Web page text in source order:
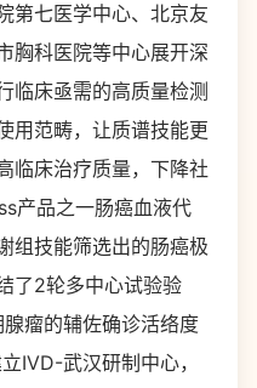
第七医学中心、北京友
胸科医院等中心展开深
临床亟需的高质量检测
用范畴，让质谱技能更
临床治疗质量，下降社
产品之一肠癌血液代
组技能筛选出的肠癌极
了2轮多中心试验验
瘤的辅佐确诊活络度
IVD-武汉研制中心，